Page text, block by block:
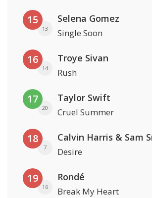
15
13
Selena Gomez
Single Soon
16
14
Troye Sivan
Rush
17
20
Taylor Swift
Cruel Summer
18
7
Calvin Harris & Sam
Desire
19
16
Rondé
Break My Heart